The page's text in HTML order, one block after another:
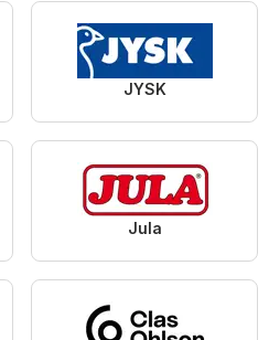
JYSK
Jula